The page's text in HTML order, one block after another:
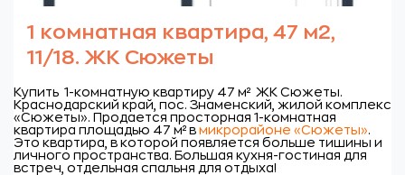
1 комнатная квартира, 47 м2,
11/18. ЖК Сюжеты
Купить 1-комнатную квартиру 47 м² ЖК Сюжеты.
Краснодарский край, пос. Знаменский, жилой комплекс
«Сюжеты». Продается просторная 1-комнатная
квартира площадью 47 м² в микрорайоне «Сюжеты».
Это квартира, в которой появляется больше тишины и
личного пространства. Большая кухня-гостиная для
встреч, отдельная спальня для отдыха!